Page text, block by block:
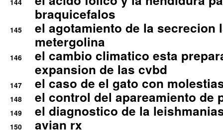
144
braquicefalos
145
el agotamiento de la secrecion
metergolina
146
el cambio climatico esta
expansion de las cvbd
147 el caso de el gato con
148 el control del apareamiento de
149 el diagnostico de la
150 avian rx